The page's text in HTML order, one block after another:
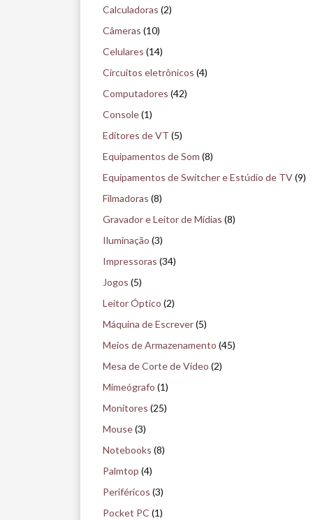
Calculadoras (2)
Câmeras (10)
Celulares (14)
Circuitos eletrônicos (4)
Computadores (42)
Console(1)
Editores de VT (5)
Equipamentos de Som (8)
Equipamentos de Switcher e Estúdio de TV(9)
Filmadoras (8)
Gravador e Leitor de Mídias (8)
Iluminação (3)
Impressoras (34)
Jogos (5)
Leitor Óptico (2)
Máquina de Escrever(5)
Meios de Armazenamento (45)
Mesa de Corte de Vídeo (2)
Mimeógrafo (1)
Monitores (25)
Mouse(3)
Notebooks (8)
Palmtop (4)
Periféricos (3)
Pocket PC (1)